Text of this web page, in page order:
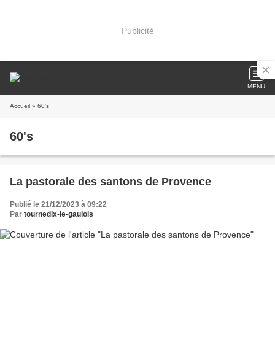
Publicité
MENU
Accueil » 60's
60's
La pastorale des santons de Provence
Publié le 21/12/2023 à 09:22
Par tournedix-le-gaulois